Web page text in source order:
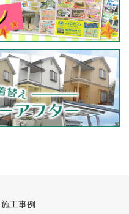
施工事例